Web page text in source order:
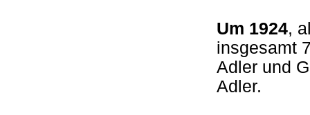
Um 1924,
insgesamt
Adler und
Adler.